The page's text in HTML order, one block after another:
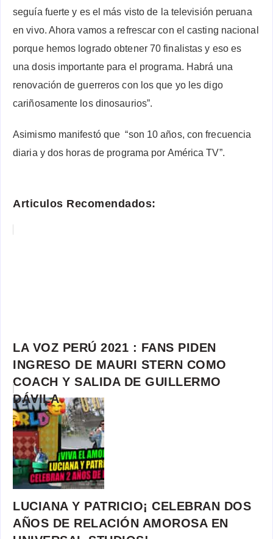
seguía fuerte y es el más visto de la televisión peruana
en vivo. Ahora vamos a refrescar con el casting nacional
porque hemos logrado obtener 70 finalistas y eso es
una dosis importante para el programa. Habrá una
renovación de guerreros con los que yo les digo
cariñosamente los dinosaurios”.
Asimismo manifestó que “son 10 años, con frecuencia
diaria y dos horas de programa por América TV”.
Articulos Recomendados:
LA VOZ PERÚ 2021 : FANS PIDEN
INGRESO DE MAURI STERN COMO
COACH Y SALIDA DE GUILLERMO
DÁVILA
LUCIANA Y PATRICIO¡ CELEBRAN DOS
AÑOS DE RELACIÓN AMOROSA EN